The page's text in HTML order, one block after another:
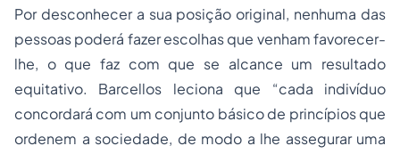
Por desconhecer a sua posição original, nenhuma das
pessoas poderá fazer escolhas que venham favorecer-
lhe, o que faz com que se alcance um resultado
equitativo. Barcellos leciona que “cada indivíduo
concordará com um conjunto básico de princípios que
ordenem a sociedade, de modo a lhe assegurar uma